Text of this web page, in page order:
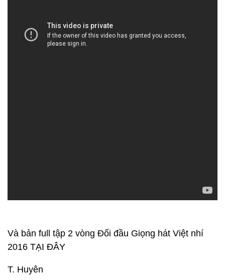
Và bản full tập 2 vòng Đối đầu Giọng hát Việt nhí
2016 TẠI ĐÂY
T. Huyên